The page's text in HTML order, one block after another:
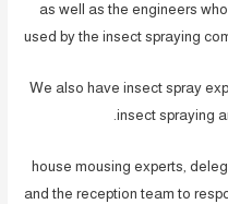
as well as the engineers
used by the insect spraying
. We also have insect spray
insect spraying
house mousing experts,
and the reception team to